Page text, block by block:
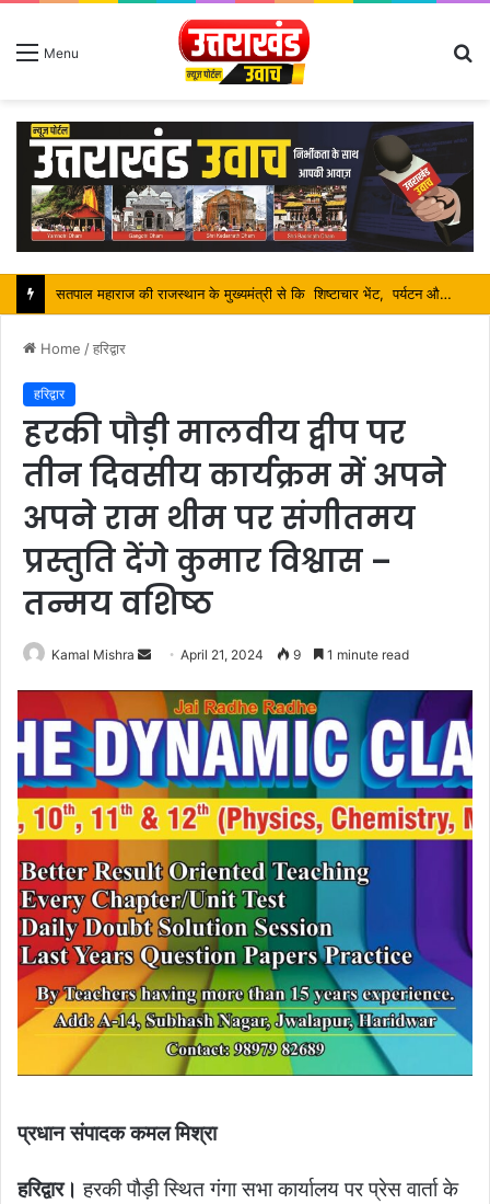
Menu
श्रावण मास में शिव भक्तों की निस्वार्थ सेवा करना ही सच्ची शिव आराधना है-महंत बिष्णु दास
Home /हरिद्वार
हरिद्वार
हरकी पौड़ी मालवीय द्वीप पर
तीन दिवसीय कार्यक्रम में अपने
अपने राम थीम पर संगीतमय
प्रस्तुति देंगे कुमार विश्वास –
तन्मय वशिष्ठ
Kamal Mishra
Send
email
April 21, 2024 9 1 minute read
प्रधान संपादक कमल मिश्रा
हरिद्वार। हरकी पौड़ी स्थित गंगा सभा कार्यालय पर प्रेस वार्ता के